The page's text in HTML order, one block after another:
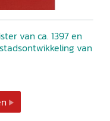
van ca. 1397 en
van